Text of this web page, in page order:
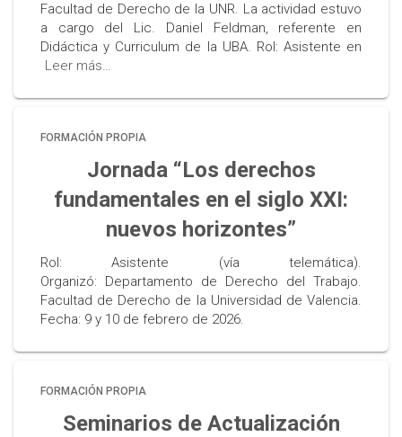
Facultad de Derecho de la UNR. La actividad estuvo
a cargo del Lic. Daniel Feldman, referente en
Didáctica y Curriculum de la UBA. Rol: Asistente en
Leer más…
FORMACIÓN PROPIA
Jornada “Los derechos
fundamentales en el siglo XXI:
nuevos horizontes”
Rol: Asistente (vía telemática).
Organizó: Departamento de Derecho del Trabajo.
Facultad de Derecho de la Universidad de Valencia.
Fecha: 9 y 10 de febrero de 2026.
FORMACIÓN PROPIA
Seminarios de Actualización